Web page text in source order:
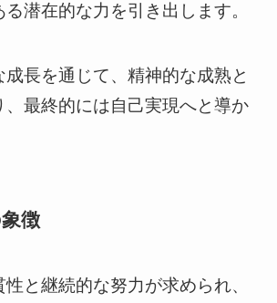
潜在的な力を引き出します。
成長を通じて、精神的な成熟と
、最終的には自己実現へと導か
徴
と継続的な努力が求められ、